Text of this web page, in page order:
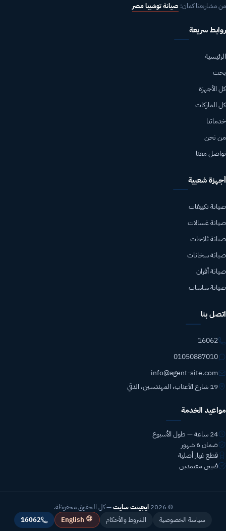
من مشاريعنا كمان: صيانة توشيبا مصر
روابط سريعة
الرئيسية
بحث
كل الأجهزة
كل الماركات
خدماتنا
من نحن
تواصل معنا
أجهزة شعبية
صيانة تكييفات
صيانة غسالات
صيانة ثلاجات
صيانة سخانات
صيانة أفران
صيانة شاشات
اتصل بنا
16062
01050887010
info@agent-site.com
19 شارع الأعناب، المهندسين، الدقي
مواعيد الخدمة
24 ساعة — طول الأسبوع
ضمان 6 شهور
قطع غيار أصلية
فنيين معتمدين
© 2026 ايجينت سايت— كل الحقوق محفوظة.
سياسة الخصوصية
الشروط والأحكام English
16062